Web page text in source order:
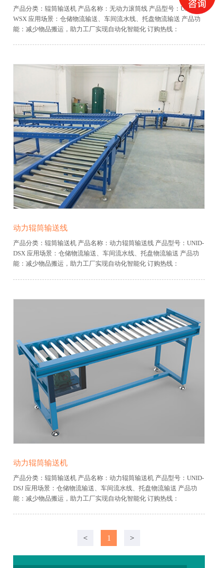
产品分类：辊筒输送机 产品名称：无动力滚筒线 产品型号：UNID-
WSX 应用场景：仓储物流输送、车间流水线、托盘物流输送 产品功
能：减少物品搬运，助力工厂实现自动化智能化 订购热线：
动力辊筒输送线
产品分类：辊筒输送机 产品名称：动力辊筒输送线 产品型号：UNID-
DSX 应用场景：仓储物流输送、车间流水线、托盘物流输送 产品功
能：减少物品搬运，助力工厂实现自动化智能化 订购热线：
动力辊筒输送机
产品分类：辊筒输送机 产品名称：动力辊筒输送机 产品型号：UNID-
DSJ 应用场景：仓储物流输送、车间流水线、托盘物流输送 产品功
能：减少物品搬运，助力工厂实现自动化智能化 订购热线：
>
1
<